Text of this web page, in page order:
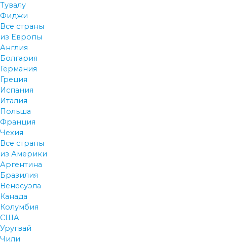
Тувалу
Фиджи
Все страны
из Европы
Англия
Болгария
Германия
Греция
Испания
Италия
Польша
Франция
Чехия
Все страны
из Америки
Аргентина
Бразилия
Венесуэла
Канада
Колумбия
США
Уругвай
Чили